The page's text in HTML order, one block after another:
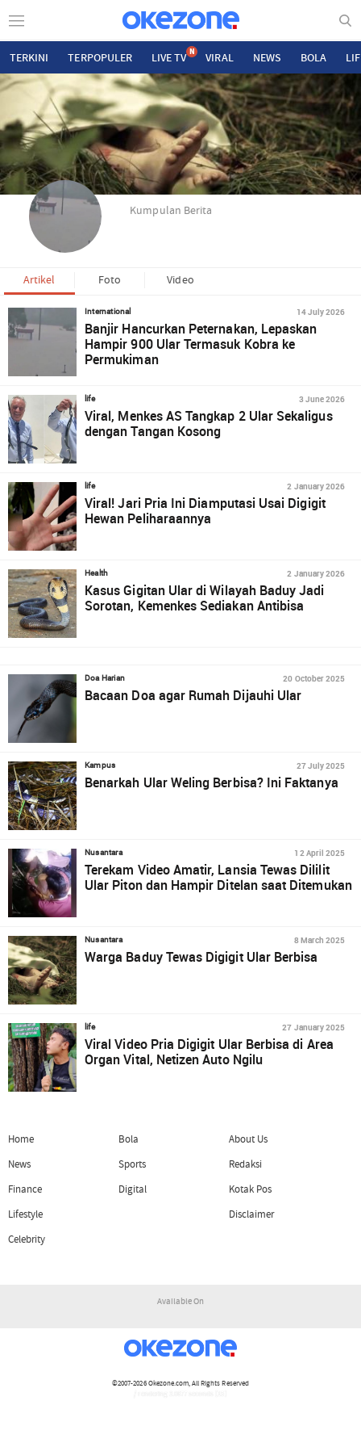
TERKINI TERPOPULER LIVE TV N VIRAL NEWS BOLA
Kumpulan Berita
Artikel Foto Video
International 14 July 2026
Banjir Hancurkan Peternakan, Lepaskan
Hampir 900 Ular Termasuk Kobra ke
Permukiman
life 3 June 2026
Viral, Menkes AS Tangkap 2 Ular Sekaligus
dengan Tangan Kosong
life 2 January 2026
Viral! Jari Pria Ini Diamputasi Usai Digigit
Hewan Peliharaannya
Health 2 January 2026
Kasus Gigitan Ular di Wilayah Baduy Jadi
Sorotan, Kemenkes Sediakan Antibisa
Doa Harian 20 October 2025
Bacaan Doa agar Rumah Dijauhi Ular
Kampus 27 July 2025
Benarkah Ular Weling Berbisa? Ini Faktanya
Nusantara 12 April 2025
Terekam Video Amatir, Lansia Tewas Dililit
Ular Piton dan Hampir Ditelan saat Ditemukan
Nusantara 8 March 2025
Warga Baduy Tewas Digigit Ular Berbisa
life 27 January 2025
Viral Video Pria Digigit Ular Berbisa di Area
Organ Vital, Netizen Auto Ngilu
Home
News
Finance
Lifestyle
Celebrity
Bola
Sports
Digital
About Us
Redaksi
Kotak Pos
Disclaimer
Available On
©2007-2026Okezone.com, All Rights Reserved